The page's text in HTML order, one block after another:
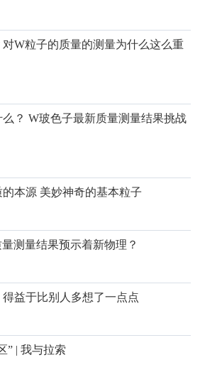
W粒子的质量的测量为什么这么重
？ W玻色子最新质量测量结果挑战
本源 美妙神奇的基本粒子
测量结果预示着新物理？
益于比别人多想了一点点
” | 我与拉索